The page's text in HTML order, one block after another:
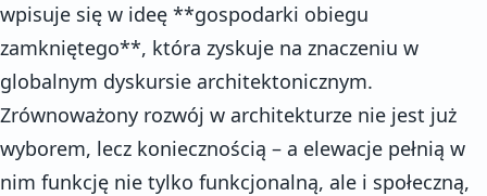
wpisuje się w ideę **gospodarki obiegu
zamkniętego**, która zyskuje na znaczeniu w
globalnym dyskursie architektonicznym.
Zrównoważony rozwój w architekturze nie jest już
wyborem, lecz koniecznością – a elewacje pełnią w
nim funkcję nie tylko funkcjonalną, ale i społeczną,